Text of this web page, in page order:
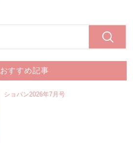
おすすめ記事
ショパン2026年7月号